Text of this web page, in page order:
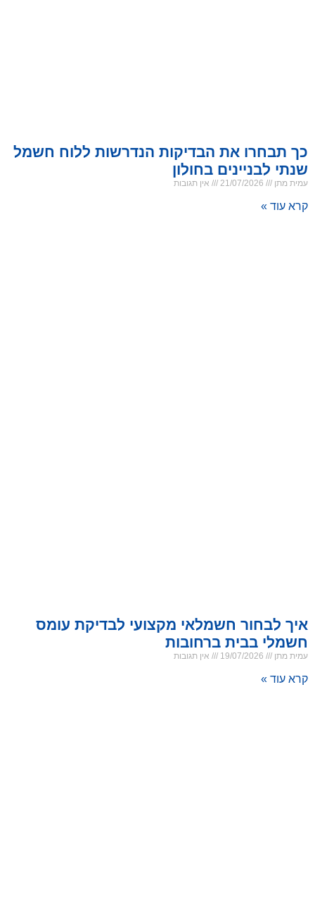
כך תבחרו את הבדיקות הנדרשות ללוח חשמל
שנתי לבניינים בחולון
עמית מתן אין תגובות
קרא עוד »
איך לבחור חשמלאי מקצועי לבדיקת עומס
חשמלי בבית ברחובות
עמית מתן אין תגובות
קרא עוד »